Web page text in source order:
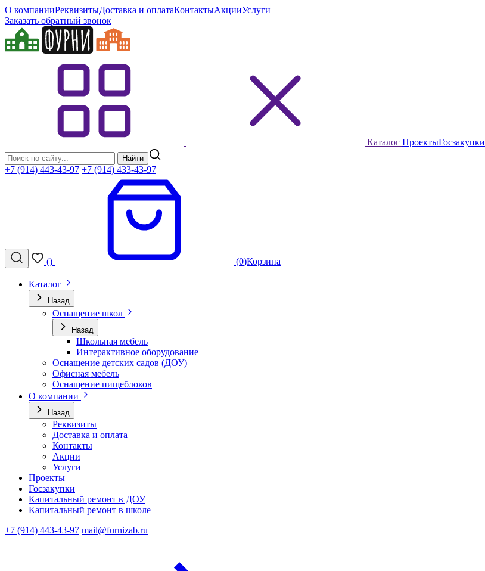
О компанииРеквизитыДоставка и оплатаКонтактыАкцииУслуги
Заказать обратный звонок
Каталог ПроектыГосзакупки
Найти
+7 (914) 443-43-97 +7 (914) 433-43-97
() (0)Корзина
Каталог
Назад
Оснащение школ
Назад
Школьная мебель
Интерактивное оборудование
Оснащение детских садов (ДОУ)
Офисная мебель
Оснащение пищеблоков
О компании
Назад
Реквизиты
Доставка и оплата
Контакты
Акции
Услуги
Проекты
Госзакупки
Капитальный ремонт в ДОУ
Капитальный ремонт в школе
+7 (914) 443-43-97 mail@furnizab.ru